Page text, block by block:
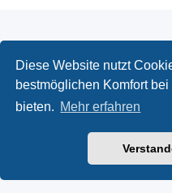
Diese Website nutzt
bestmöglichen Komfort
bieten. Mehr erfahren